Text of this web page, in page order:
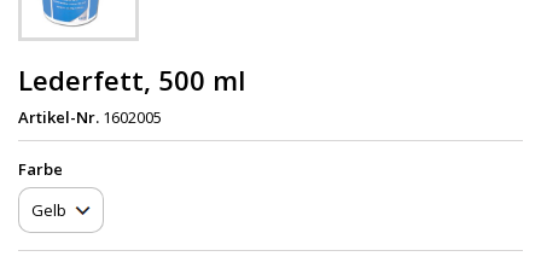
Lederfett, 500 ml
Artikel-Nr. 1602005
Farbe